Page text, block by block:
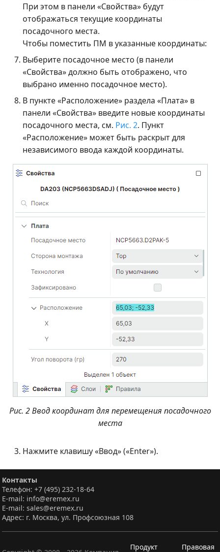
При этом в панели «Свойства» будут
отображаться текущие координаты
посадочного места.
Чтобы поместить ПМ в указанные координаты:
Выберите посадочное место (в панели
«Свойства» должно быть отображено, что
выбрано именно посадочное место).
В пункте «Расположение» раздела «Плата» в
панели «Свойства» введите новые координаты
посадочного места, см. Рис. 2. Пункт
«Расположение» может быть раскрыт для
независимого ввода каждой координаты.
Рис. 2 Ввод координат для перемещения посадочного
места
Нажмите клавишу «Ввод» («Enter»).
Контакты
Телефон: +7 (495) 232-18-64
E-mail: info@eremex.ru
E-mail: sales@eremex.ru
Адрес: г. Москва, ул. Профсоюзная 108
Продукт Правовая